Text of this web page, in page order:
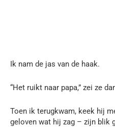
Ik nam de jas van de haak.
“Het ruikt naar papa,” zei ze
Toen ik terugkwam, keek hij
geloven wat hij zag – zijn blik